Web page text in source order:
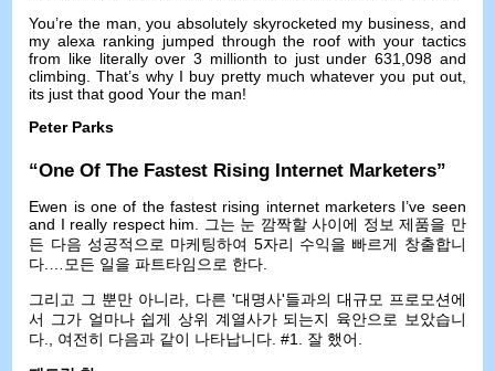
You’re the man ,you absolutely skyrocketed my business and
my alexa ranking jumped through the roof with your tactics
from like literally over 3 millionth to just under 631,098 and
climbing .That’s why I buy pretty much whatever you put out,
its just that good Your the man!
Peter Parks
“One Of The Fastest Rising Internet Marketers”
Ewen is one of the fastest rising internet marketers I’ve seen
and I really respect him . 그는 눈 깜짝할 사이에 정보 제품을 만
든 다음 성공적으로 마케팅하여 5자리 수익을 빠르게 창출합니
다.…모든 일을 파트타임으로 한다.
그리고 그 뿐만 아니라, 다른 '대명사'들과의 대규모 프로모션에
서 그가 얼마나 쉽게 상위 계열사가 되는지 육안으로 보았습니
다., 여전히 다음과 같이 나타납니다. #1. 잘 했어.